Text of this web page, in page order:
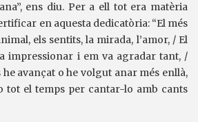
ens diu. Per a ell tot era matèria
en aquesta dedicatòria: “El més
els sentits, la mirada, l’amor, / El
impressionar i em va agradar tant, /
avançat o he volgut anar més enllà,
tot el temps per cantar-lo amb cants